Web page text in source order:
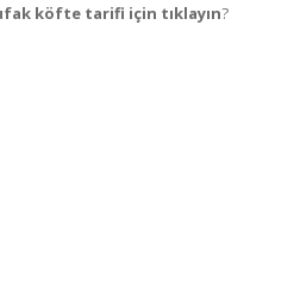
köfte tarifi için tıklayın?